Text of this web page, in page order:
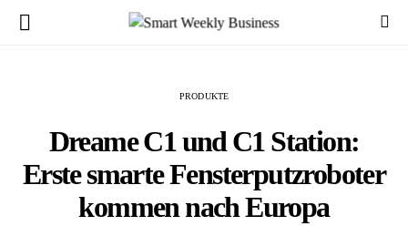
PRODUKTE
Dreame C1 und C1 Station:
Erste smarte Fensterputzroboter
kommen nach Europa